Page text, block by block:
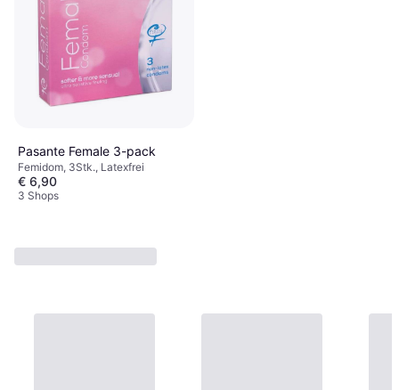
Pasante Female 3-pack
Femidom, 3Stk., Latexfrei
€ 6,90
3 Shops